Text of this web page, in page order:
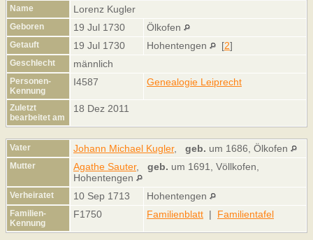
Name Lorenz Kugler
Geboren 19 Jul 1730 Ölkofen
Getauft 19 Jul 1730 Hohentengen [2]
Geschlecht männlich
Personen-
Kennung
I4587 Genealogie Leiprecht
Zuletzt
bearbeitet am
18 Dez 2011
Vater Johann Michael Kugler, geb. um 1686, Ölkofen
Mutter Agathe Sauter, geb. um 1691, Völlkofen,
Hohentengen
Verheiratet 10 Sep 1713 Hohentengen
Familien-
Kennung
F1750 Familienblatt | Familientafel